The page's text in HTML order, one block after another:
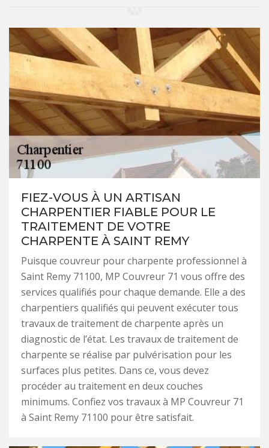
FIEZ-VOUS À UN ARTISAN
CHARPENTIER FIABLE POUR LE
TRAITEMENT DE VOTRE
CHARPENTE À SAINT REMY
Puisque couvreur pour charpente professionnel à
Saint Remy 71100, MP Couvreur 71 vous offre des
services qualifiés pour chaque demande. Elle a des
charpentiers qualifiés qui peuvent exécuter tous
travaux de traitement de charpente après un
diagnostic de l’état. Les travaux de traitement de
charpente se réalise par pulvérisation pour les
surfaces plus petites. Dans ce, vous devez
procéder au traitement en deux couches
minimums. Confiez vos travaux à MP Couvreur 71
à Saint Remy 71100 pour être satisfait.